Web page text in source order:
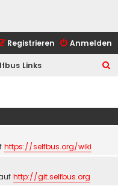
Anmelden
Registrieren
Links
e
https://selfbus.org/wiki
http://git.selfbus.org